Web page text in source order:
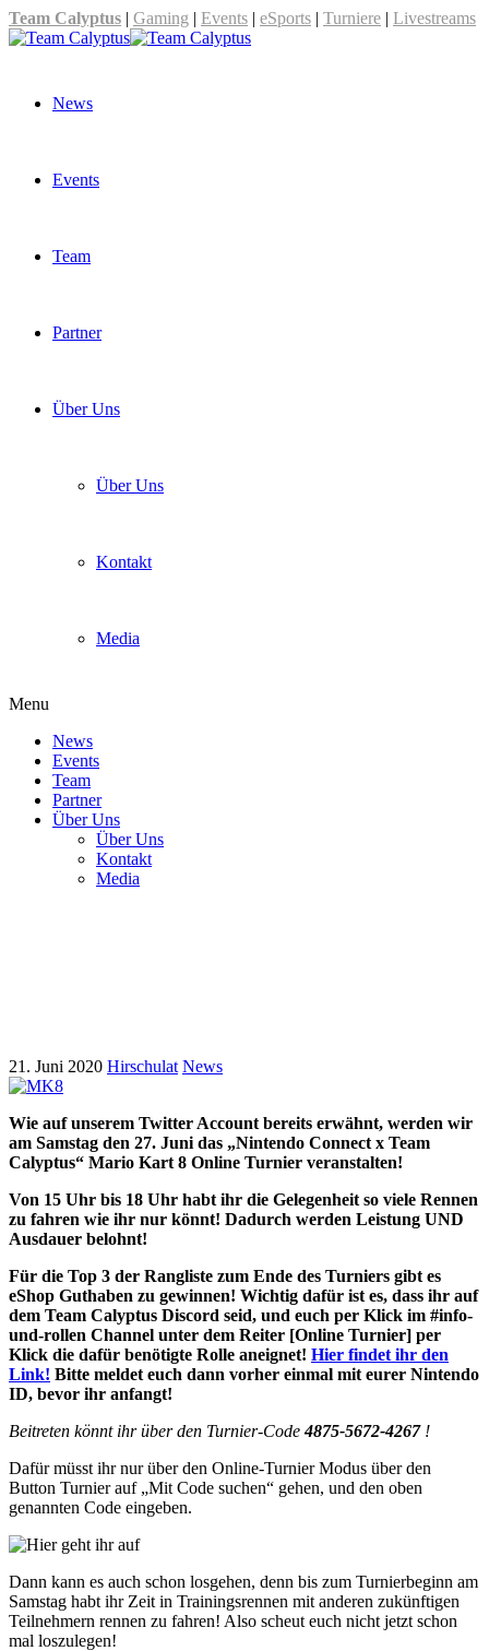
Team Calyptus | Gaming | Events | eSports | Turniere | Livestreams
News
Events
Team
Partner
Über Uns
Über Uns
Kontakt
Media
Menu
News
Events
Team
Partner
Über Uns
Über Uns
Kontakt
Media
21. Juni 2020 Hirschulat News
Wie auf unserem Twitter Account bereits erwähnt, werden wir
am Samstag den 27. Juni das „Nintendo Connect x Team
Calyptus“ Mario Kart 8 Online Turnier veranstalten!
Von 15 Uhr bis 18 Uhr habt ihr die Gelegenheit so viele Rennen
zu fahren wie ihr nur könnt! Dadurch werden Leistung UND
Ausdauer belohnt!
Für die Top 3 der Rangliste zum Ende des Turniers gibt es
eShop Guthaben zu gewinnen! Wichtig dafür ist es, dass ihr auf
dem Team Calyptus Discord seid, und euch per Klick im #info-
und-rollen Channel unter dem Reiter [Online Turnier] per
Klick die dafür benötigte Rolle aneignet! Hier findet ihr den
Link! Bitte meldet euch dann vorher einmal mit eurer Nintendo
ID, bevor ihr anfangt!
Beitreten könnt ihr über den Turnier-Code4875-5672-4267 !
Dafür müsst ihr nur über den Online-Turnier Modus über den
Button Turnier auf „Mit Code suchen“ gehen, und den oben
genannten Code eingeben.
Dann kann es auch schon losgehen, denn bis zum Turnierbeginn am
Samstag habt ihr Zeit in Trainingsrennen mit anderen zukünftigen
Teilnehmern rennen zu fahren! Also scheut euch nicht jetzt schon
mal loszulegen!